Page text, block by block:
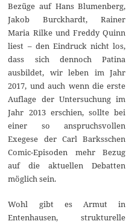
Bezüge auf Hans Blumenberg,
Jakob Burckhardt, Rainer
Maria Rilke und Freddy Quinn
liest – den Eindruck nicht los,
dass sich dennoch Patina
ausbildet, wir leben im Jahr
2017, und auch wenn die erste
Auflage der Untersuchung im
Jahr 2013 erschien, sollte bei
einer so anspruchsvollen
Exegese der Carl Barksschen
Comic-Episoden mehr Bezug
auf die aktuellen Debatten
möglich sein.
Wohl gibt es Armut in
Entenhausen, strukturelle